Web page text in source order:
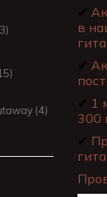
(4)
✔
в
✔
✔ 1
300
✔